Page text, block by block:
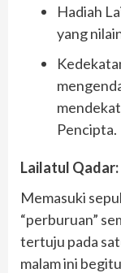
​Hadiah
yang
Pencipta.
Lailatul Qadar:
​Memasuki
“perburuan”
tertuju pada
malam ini